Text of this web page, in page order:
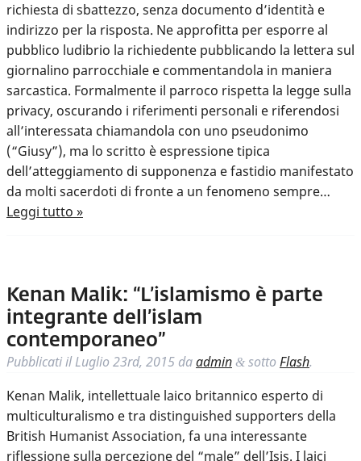
richiesta di sbattezzo, senza documento d’identità e
indirizzo per la risposta. Ne approfitta per esporre al
pubblico ludibrio la richiedente pubblicando la lettera sul
giornalino parrocchiale e commentandola in maniera
sarcastica. Formalmente il parroco rispetta la legge sulla
privacy, oscurando i riferimenti personali e riferendosi
all’interessata chiamandola con uno pseudonimo
(“Giusy”), ma lo scritto è espressione tipica
dell’atteggiamento di supponenza e fastidio manifestato
da molti sacerdoti di fronte a un fenomeno sempre…
Leggi tutto »
Kenan Malik: “L’islamismo è parte
integrante dell’islam
contemporaneo”
Pubblicati ilLuglio 23rd, 2015 daadmin & sotto Flash.
Kenan Malik, intellettuale laico britannico esperto di
multiculturalismo e tra distinguished supporters della
British Humanist Association, fa una interessante
riflessione sulla percezione del “male” dell’Isis. I laici